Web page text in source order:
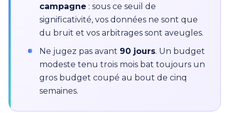
campagne : sous ce seuil de
significativité, vos données ne sont que
du bruit et vos arbitrages sont aveugles.
Ne jugez pas avant 90 jours. Un budget
modeste tenu trois mois bat toujours un
gros budget coupé au bout de cinq
semaines.